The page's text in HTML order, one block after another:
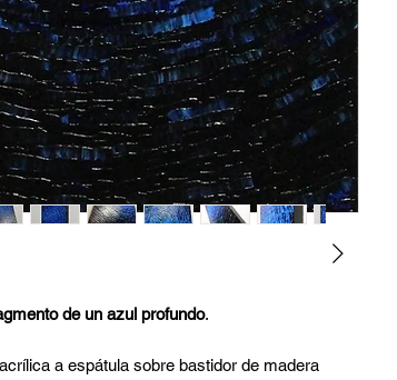
de un azul profundo.
a espátula sobre bastidor de madera